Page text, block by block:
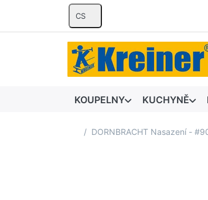
CS
KOUPELNY KUCHYNĚ
Domovská stránka
DORNBRACHT Nasazení -